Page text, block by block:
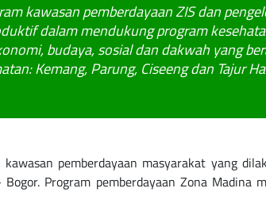
kawasan pemberdayaan ZIS dan
dalam mendukung program
budaya, sosial dan dakwah yang
Kemang, Parung, Ciseeng dan Tajur
kawasan pemberdayaan masyarakat yang
Program pemberdayaan Zona Madina